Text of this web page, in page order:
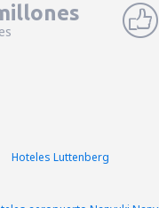
Hoteles Luttenberg